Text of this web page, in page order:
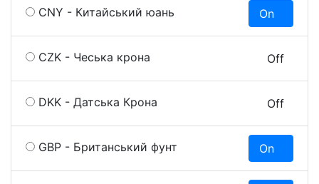
CNY - Китайський юань On
CZK - Чеська крона Off
DKK - Датська Крона Off
GBP - Британський фунт On